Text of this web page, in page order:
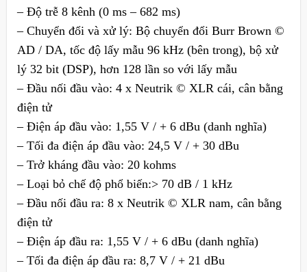
– Độ trễ 8 kênh (0 ms – 682 ms)
– Chuyển đổi và xử lý: Bộ chuyển đổi Burr Brown ©
AD / DA, tốc độ lấy mẫu 96 kHz (bên trong), bộ xử
lý 32 bit (DSP), hơn 128 lần so với lấy mẫu
– Đầu nối đầu vào: 4 x Neutrik © XLR cái, cân bằng
điện tử
– Điện áp đầu vào: 1,55 V / + 6 dBu (danh nghĩa)
– Tối đa điện áp đầu vào: 24,5 V / + 30 dBu
– Trở kháng đầu vào: 20 kohms
– Loại bỏ chế độ phổ biến:> 70 dB / 1 kHz
– Đầu nối đầu ra: 8 x Neutrik © XLR nam, cân bằng
điện tử
– Điện áp đầu ra: 1,55 V / + 6 dBu (danh nghĩa)
– Tối đa điện áp đầu ra: 8,7 V / + 21 dBu